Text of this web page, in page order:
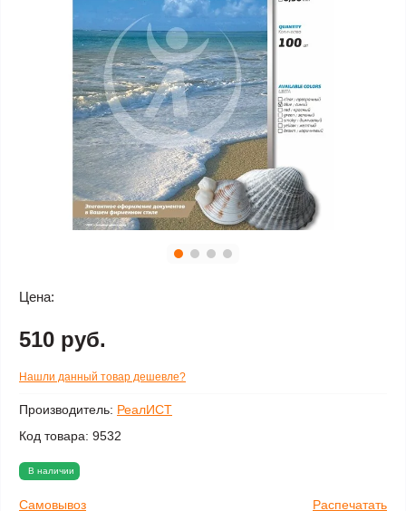
Производитель: РеалИСТ
Код товара: 9532
В наличии
Самовывоз Распечатать
Цена:
510 руб.
Нашли данный товар дешевле?